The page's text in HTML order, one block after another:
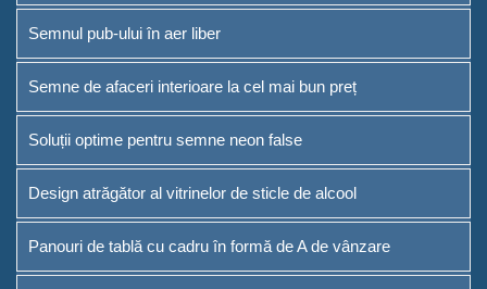
Semnul pub-ului în aer liber
Semne de afaceri interioare la cel mai bun preț
Soluții optime pentru semne neon false
Design atrăgător al vitrinelor de sticle de alcool
Panouri de tablă cu cadru în formă de A de vânzare